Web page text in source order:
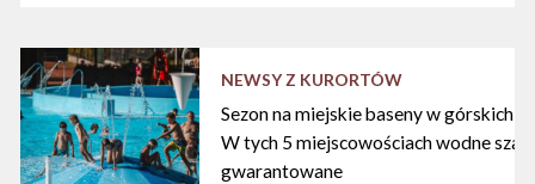
NEWSY Z KURORTÓW
Sezon na miejskie baseny w górskich
W tych 5 miejscowościach wodne
gwarantowane